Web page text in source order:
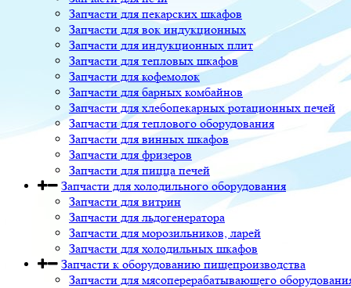
Запчасти для пекарских шкафов
Запчасти для вок индукционных
Запчасти для индукционных плит
Запчасти для тепловых шкафов
Запчасти для кофемолок
Запчасти для барных комбайнов
Запчасти для хлебопекарных ротационных печей
Запчасти для теплового оборудования
Запчасти для винных шкафов
Запчасти для фризеров
Запчасти для пицца печей
Запчасти для холодильного оборудования
Запчасти для витрин
Запчасти для льдогенератора
Запчасти для морозильников, ларей
Запчасти для холодильных шкафов
Запчасти к оборудованию пищепроизводства
Запчасти для мясоперерабатывающего